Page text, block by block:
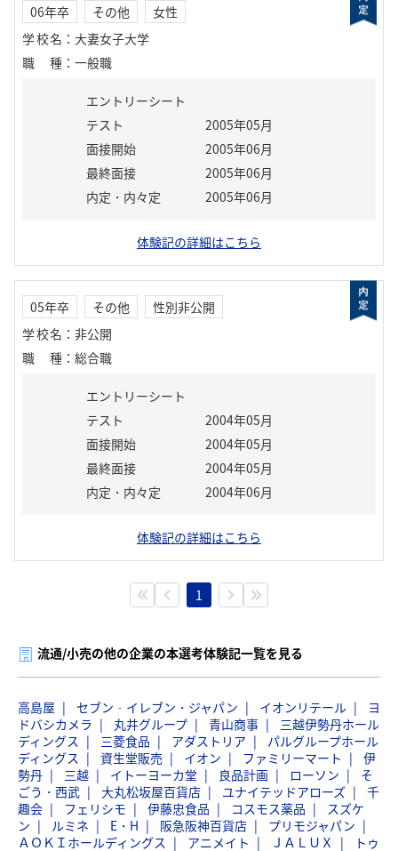
06年卒 その他
女性
学校名 ： 大妻女子大学
職種 ： 一般職
エントリーシート
テスト
2005年05月
面接開始
2005年06月
最終面接
2005年06月
内定・内々定
2005年06月
体験記の詳細はこちら
05年卒 その他
性別非公開
学校名 ： 非公開
職種 ： 総合職
エントリーシート
テスト
2004年05月
面接開始
2004年05月
最終面接
2004年05月
内定・内々定
2004年06月
体験記の詳細はこちら
1
流通/小売の他の企業の本選考体験記一覧を見る
高島屋 セブン‐イレブン・ジャパン イオンリテール
ヨ
ドバシカメラ
丸井グループ 青山商事
三越伊勢丹ホール
ディングス
三菱食品 アダストリア
パルグループホール
ディングス
資生堂販売 イオン ファミリーマート
伊
勢丹
三越 イトーヨーカ堂 良品計画 ローソン
そ
ごう・西武
大丸松坂屋百貨店 ユナイテッドアローズ
千
趣会
フェリシモ 伊藤忠食品 コスモス薬品
スズケ
ン
ルミネ E・H 阪急阪神百貨店
プリモジャパン
ＡＯＫＩホールディングス
アニメイト ＪＡＬＵＸ
トゥ